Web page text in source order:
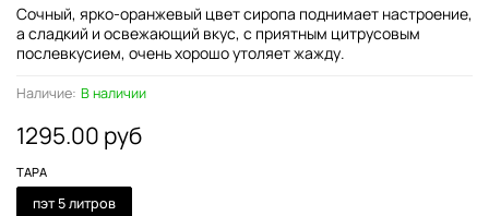
Наличие: В наличии
1295.00 руб
ТАРА
пэт 5 литров
Сочный, ярко-оранжевый цвет сиропа поднимает настроение,
а сладкий и освежающий вкус, с приятным цитрусовым
послевкусием, очень хорошо утоляет жажду.